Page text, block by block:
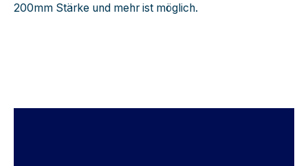
200mm Stärke und mehr ist möglich.